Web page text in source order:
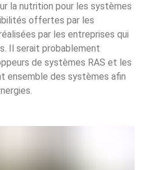
la nutrition pour les systèmes
offertes par les
par les entreprises qui
Il serait probablement
de systèmes RAS et les
ensemble des systèmes afin